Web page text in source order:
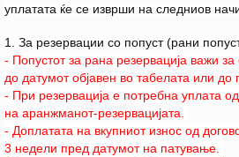
уплатата ќе се изврши на следниов
1. За резервации со попуст (рани
- Попустот за рана резервација важи
до датумот објавен во табелата или
- При резервација e потребна уплата
на аранжманот-резервацијата.
- Доплатата на вкупниот износ од
3 недели пред датумот на патување.